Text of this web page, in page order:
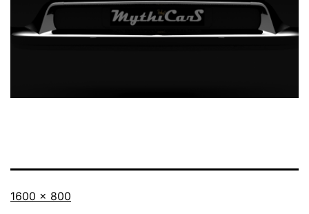
Taille
1600 × 800